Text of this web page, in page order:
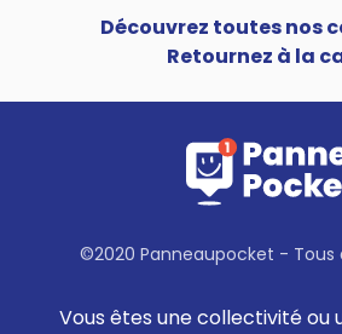
Découvrez toutes nos
Retournez à la
©2020 Panneaupocket - Tous
Vous êtes une collectivité ou